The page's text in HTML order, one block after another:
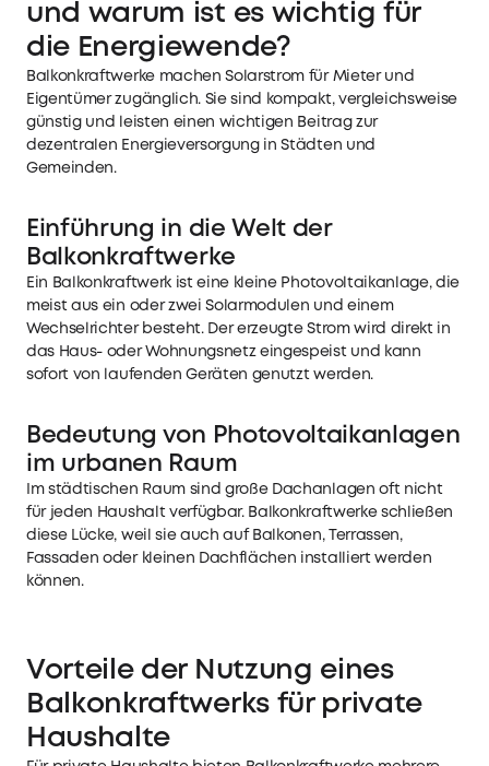
und warum ist es wichtig für
die Energiewende?
Balkonkraftwerke machen Solarstrom für Mieter und
Eigentümer zugänglich. Sie sind kompakt, vergleichsweise
günstig und leisten einen wichtigen Beitrag zur
dezentralen Energieversorgung in Städten und
Gemeinden.
Einführung in die Welt der
Balkonkraftwerke
Ein Balkonkraftwerk ist eine kleine Photovoltaikanlage, die
meist aus ein oder zwei Solarmodulen und einem
Wechselrichter besteht. Der erzeugte Strom wird direkt in
das Haus- oder Wohnungsnetz eingespeist und kann
sofort von laufenden Geräten genutzt werden.
Bedeutung von Photovoltaikanlagen
im urbanen Raum
Im städtischen Raum sind große Dachanlagen oft nicht
für jeden Haushalt verfügbar. Balkonkraftwerke schließen
diese Lücke, weil sie auch auf Balkonen, Terrassen,
Fassaden oder kleinen Dachflächen installiert werden
können.
Vorteile der Nutzung eines
Balkonkraftwerks für private
Haushalte